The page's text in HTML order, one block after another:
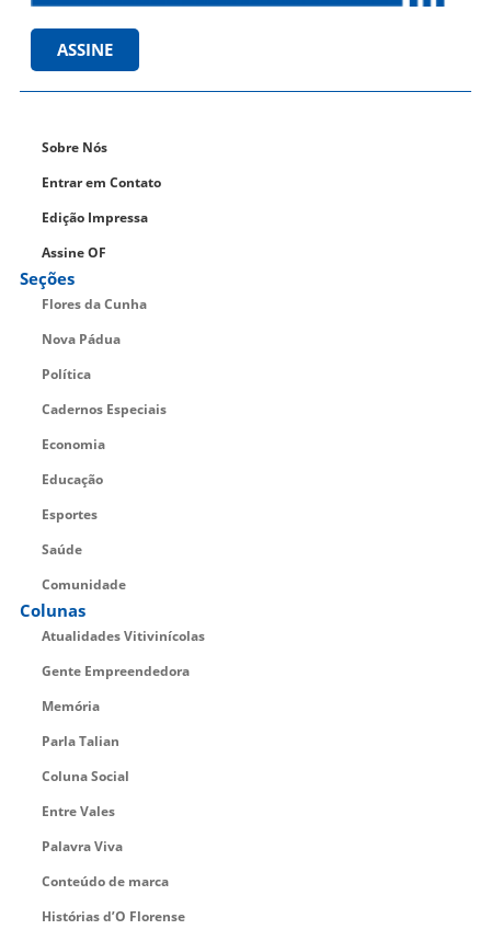
ASSINE
Sobre Nós
Entrar em Contato
Edição Impressa
Assine OF
Seções
Flores da Cunha
Nova Pádua
Política
Cadernos Especiais
Economia
Educação
Esportes
Saúde
Comunidade
Colunas
Atualidades Vitivinícolas
Gente Empreendedora
Memória
Parla Talian
Coluna Social
Entre Vales
Palavra Viva
Conteúdo de marca
Histórias d’O Florense